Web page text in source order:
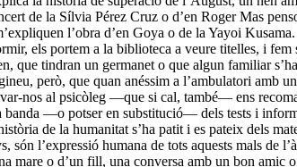
de la Sílvia Pérez Cruz o d’en Roger Mas
l’obra d’en Goya o de la Yayoi
els portem a la biblioteca a veure titelles, i
tindran un germanet o que algun familiar
però, que quan anéssim a l’ambulatori amb
nos al psicòleg —que si cal, també— ens
—o potser en substitució— dels tests i
de la humanitat s’ha patit i es pateix dels
l’expressió humana de tots aquests mals de
mare o d’un fill, una conversa amb un bon